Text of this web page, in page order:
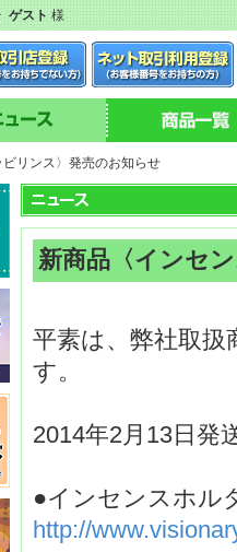
ゲスト様
リンス〉発売のお知らせ
新商品〈インセ
平素は、弊社取
す。
2014年2月13日発
●インセンスホ
http://